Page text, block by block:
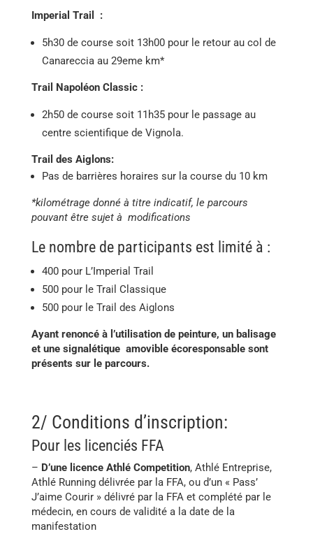
Imperial Trail :
5h30 de course soit 13h00 pour le retour au col de
Canareccia au 29eme km*
Trail Napoléon Classic :
2h50 de course soit 11h35 pour le passage au
centre scientifique de Vignola.
Trail des Aiglons:
Pas de barrières horaires sur la course du 10 km
*kilométrage donné à titre indicatif, le parcours
pouvant être sujet à modifications
Le nombre de participants est limité à :
400 pour L’Imperial Trail
500 pour le Trail Classique
500 pour le Trail des Aiglons
Ayant renoncé à l’utilisation de peinture, un balisage
et une signalétique amovible écoresponsable sont
présents sur le parcours.
2/ Conditions d’inscription:
Pour les licenciés FFA
– D’une licence Athlé Competition, Athlé Entreprise,
Athlé Running délivrée par la FFA, ou d’un « Pass’
J’aime Courir » délivré par la FFA et complété par le
médecin, en cours de validité a la date de la
manifestation